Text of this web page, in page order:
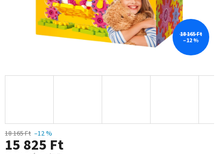
18 165 Ft
–12 %
18 165 Ft –12 %
15 825 Ft